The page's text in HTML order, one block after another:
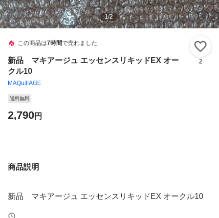
1/2
この商品は7時間で売れました
新品 マキアージュ エッセンスリキッドEX オー
クル10
MAQuillAGE
2
送料無料
2,790円
商品説明
新品 マキアージュ エッセンスリキッドEX オークル10